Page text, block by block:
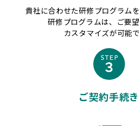
貴社に合わせた研修プログラムを
研修プログラムは、ご要
カスタマイズが可能で
ご契約手続き